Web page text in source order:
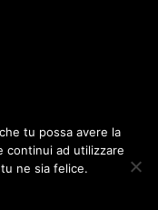
i diritti riservati - P.
tu possa avere la
continui ad utilizzare
ne sia felice.